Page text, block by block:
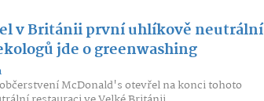
v Británii první uhlíkově neutrální
jde o greenwashing
McDonald's otevřel na konci tohoto